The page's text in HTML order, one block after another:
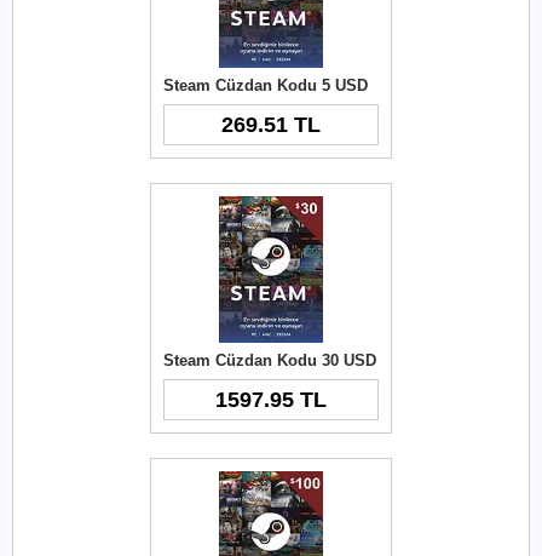
Steam Cüzdan Kodu 5 USD
269.51 TL
Steam Cüzdan Kodu 30 USD
1597.95 TL